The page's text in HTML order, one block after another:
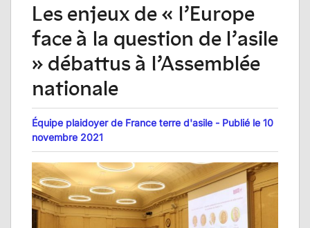
Les enjeux de « l’Europe
face à la question de l’asile
» débattus à l’Assemblée
nationale
Équipe plaidoyer de France terre d'asile - Publié le 10
novembre 2021